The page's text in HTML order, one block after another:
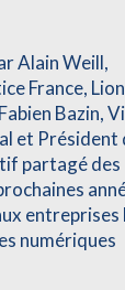
Alain Weill,
France,
Bazin,
et Président
partagé des
entreprises
numériques